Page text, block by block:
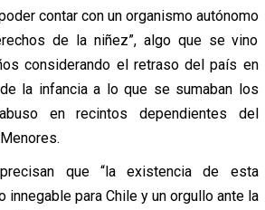
contar con un organismo autónomo
de la niñez”, algo que se vino
considerando el retraso del país en
la infancia a lo que se sumaban los
en recintos dependientes del
que “la existencia de esta
innegable para Chile y un orgullo ante la